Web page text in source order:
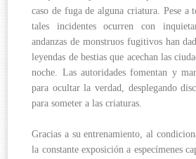
caso de fuga de alguna criatura. Pese a
tales incidentes ocurren con
andanzas de monstruos fugitivos han
leyendas de bestias que acechan las
noche. Las autoridades fomentan y
para ocultar la verdad, desplegando
para someter a las criaturas.
Gracias a su entrenamiento, al
la constante exposición a especímenes